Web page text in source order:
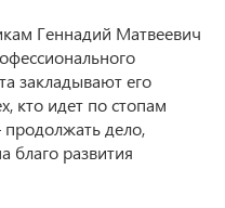
Геннадий Матвеевич
закладывают его
кто идет по стопам
дело,
благо развития